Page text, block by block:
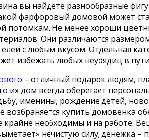
вы найдете разнообразные
фарфоровый домовой может
потомкам. Не менее хороши
Они различаются
с любым вкусом. Отдельная
избежать любых неурядиц в
– отличный подарок людям,
их дом всегда оберегает
именины, рождение детей,
возбраняется купить домовенка
крайне необходимы и на работе.
нечистую силу; денежка –